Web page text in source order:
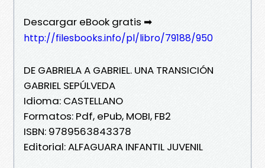
Descargar eBook gratis ➡
http://filesbooks.info/pl/libro/79188/950
DE GABRIELA A GABRIEL. UNA TRANSICIÓN
GABRIEL SEPÚLVEDA
Idioma: CASTELLANO
Formatos: Pdf, ePub, MOBI, FB2
ISBN: 9789563843378
Editorial: ALFAGUARA INFANTIL JUVENIL